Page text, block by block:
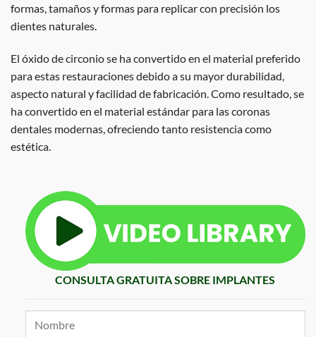
formas, tamaños y formas para replicar con precisión los
dientes naturales.
El óxido de circonio se ha convertido en el material preferido
para estas restauraciones debido a su mayor durabilidad,
aspecto natural y facilidad de fabricación. Como resultado, se
ha convertido en el material estándar para las coronas
dentales modernas, ofreciendo tanto resistencia como
estética.
CONSULTA GRATUITA SOBRE IMPLANTES